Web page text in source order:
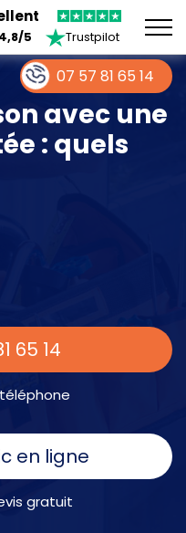
4,8/5 Trustpilot
avec une
: quels
65 14
en ligne
gratuit
07 57 81 65 14